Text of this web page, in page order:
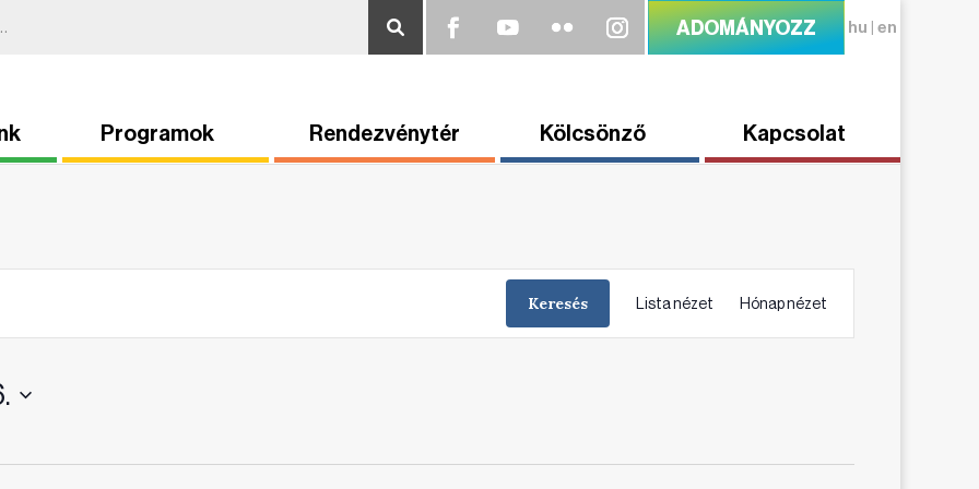
ADOMÁNYOZZ hu | en
Programok Rendezvénytér Kölcsönző Kapcsolat
Keresés
Views
Navigation
Lista nézet Hónap nézet